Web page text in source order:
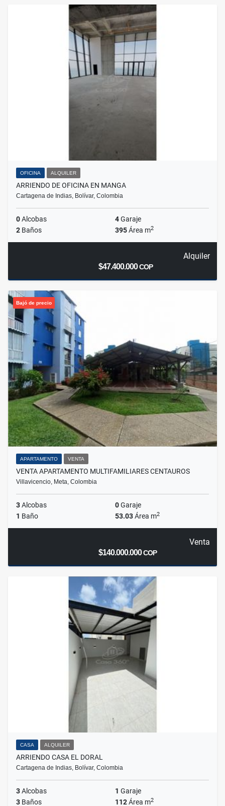
OFICINA ALQUILER
ARRIENDO DE OFICINA EN MANGA
Cartagena de Indias, Bolívar, Colombia
0Alcobas 4Garaje
2 Baños 395Área m2
Alquiler
$47.400.000COP
Bajó de precio
APARTAMENTO VENTA
VENTA APARTAMENTO MULTIFAMILIARES CENTAUROS
Villavicencio, Meta, Colombia
3Alcobas 0Garaje
1 Baño 53.03Área m2
Venta
$140.000.000COP
CASA ALQUILER
ARRIENDO CASA EL DORAL
Cartagena de Indias, Bolívar, Colombia
3Alcobas 1 Garaje
3 Baños 112Área m2